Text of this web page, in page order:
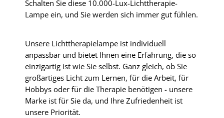
Schalten Sie diese 10.000-Lux-Lichttherapie-
Lampe ein, und Sie werden sich immer gut fühlen.
Unsere Lichttherapielampe ist individuell
anpassbar und bietet Ihnen eine Erfahrung, die so
einzigartig ist wie Sie selbst. Ganz gleich, ob Sie
großartiges Licht zum Lernen, für die Arbeit, für
Hobbys oder für die Therapie benötigen - unsere
Marke ist für Sie da, und Ihre Zufriedenheit ist
unsere Priorität.